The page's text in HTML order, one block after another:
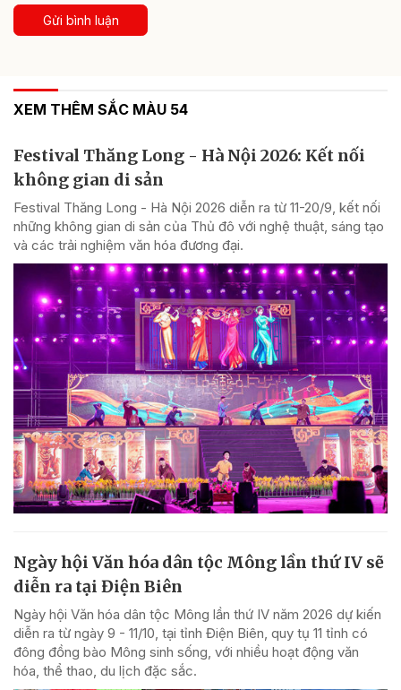
Gửi bình luận
XEM THÊM SẮC MÀU 54
Festival Thăng Long - Hà Nội 2026: Kết nối
không gian di sản
Festival Thăng Long - Hà Nội 2026 diễn ra từ 11-20/9, kết nối
những không gian di sản của Thủ đô với nghệ thuật, sáng tạo
và các trải nghiệm văn hóa đương đại.
Ngày hội Văn hóa dân tộc Mông lần thứ IV sẽ
diễn ra tại Điện Biên
Ngày hội Văn hóa dân tộc Mông lần thứ IV năm 2026 dự kiến
diễn ra từ ngày 9 - 11/10, tại tỉnh Điện Biên, quy tụ 11 tỉnh có
đông đồng bào Mông sinh sống, với nhiều hoạt động văn
hóa, thể thao, du lịch đặc sắc.